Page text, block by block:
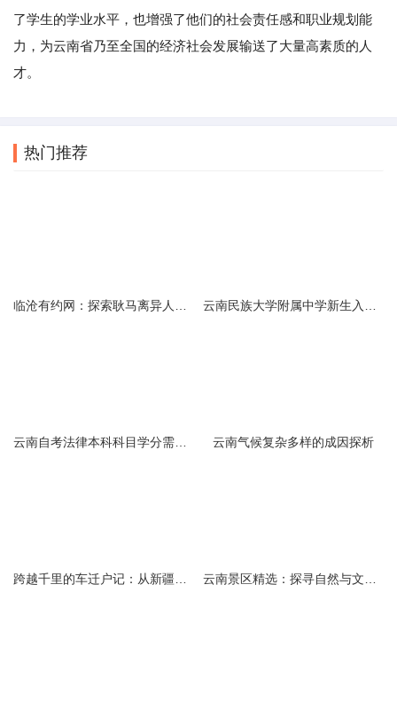
了学生的学业水平，也增强了他们的社会责任感和职业规划能
力，为云南省乃至全国的经济社会发展输送了大量高素质的人
才。
热门推荐
云南气候复杂多样的成因探析